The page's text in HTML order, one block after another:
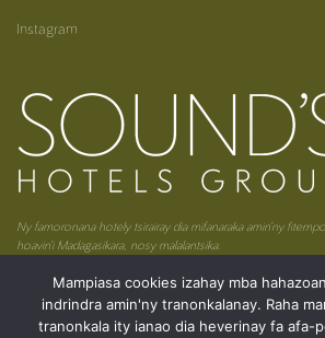
Instagram
Ny famoronana hotely tsirairay dia mifanaraka amin’ny
hoavin’i Madagasikara, nosy malalantsika.
Mampiasa cookies izahay mba
indrindra amin'ny tranonkalanay. Raha
tranonkala ity ianao dia heverinay fa afa-